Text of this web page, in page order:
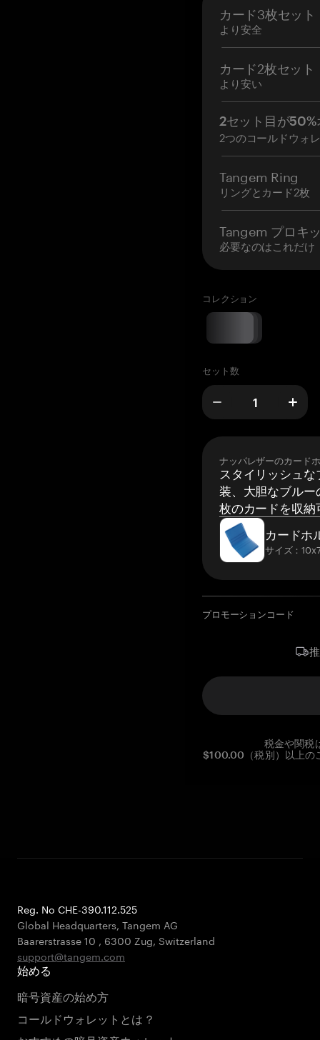
カード3枚セット
より安全
カード2枚セット
より安い
2セット目が50%
2つのコールドウォ
Tangem Ring
リングとカード2枚
Tangem プロキ
必要なのはこれだけ
コレクション
セット数
ナッパレザーのカード
スタイリッシュ
装、大胆なブルー
枚のカードを収納
カードホ
サイズ：
プロモーションコード
税金や関税
$100.00（税別）以上の
Reg. No CHE-390.112.525
Global Headquarters, Tangem AG
Baarerstrasse 10 , 6300 Zug, Switzerland
support@tangem.com
始める
暗号資産の始め方
コールドウォレットとは？